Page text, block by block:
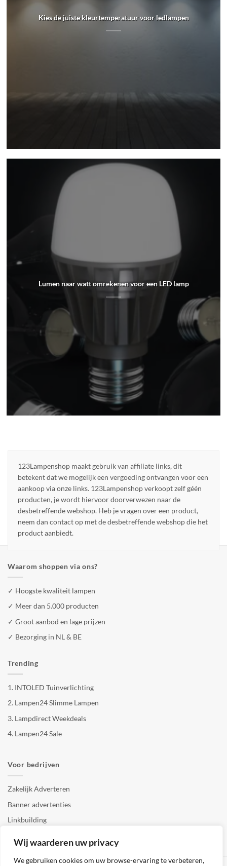
Wij waarderen uw privacy
We gebruiken cookies om uw browse-ervaring te verbeteren,
Kies de juiste kleurtemperatuur voor ledlampen
Lumen naar watt omrekenen voor een LED lamp
123Lampenshop maakt gebruik van affiliate links, dit
betekent dat we mogelijk een vergoeding ontvangen voor een
aankoop via onze links. 123Lampenshop verkoopt zelf géén
producten, je wordt hiervoor doorverwezen naar de
desbetreffende webshop. Heb je vragen over een product,
neem dan contact op met de desbetreffende webshop die het
product aanbiedt.
Waarom shoppen via ons?
✓ Hoogste kwaliteit lampen
✓ Meer dan 5.000 producten
✓ Groot aanbod en lage prijzen
✓ Bezorging in NL & BE
Trending
1. INTOLED Tuinverlichting
2. Lampen24 Slimme Lampen
3. Lampdirect Weekdeals
4. Lampen24 Sale
Voor bedrijven
Zakelijk Adverteren
Banner advertenties
Linkbuilding